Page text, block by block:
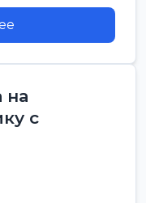
на
с